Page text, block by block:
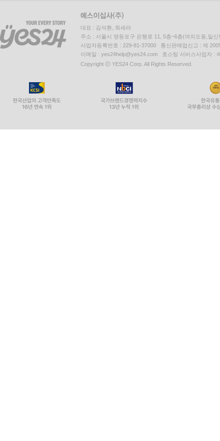
대표 : 김석환, 최세라
주소 : 서울시 영등포구 은행로 11, 5층~6층(여의도동,일신
사업자등록번호 : 229-81-37000 통신판매업신고 : 제
이메일 : yes24help@yes24.com 호스팅 서비스사업자 :
Copyright ⓒ YES24 Corp. All Rights Reserved.